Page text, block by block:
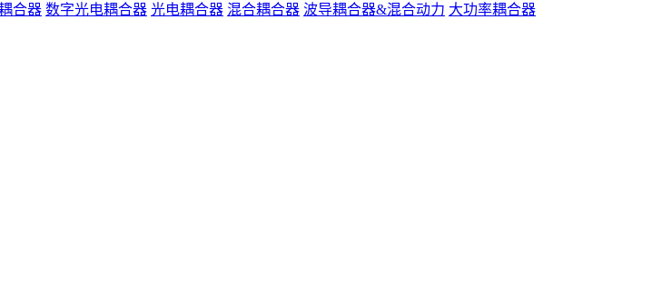
合器 数字光电耦合器 光电耦合器 混合耦合器 波导耦合器&混合动力 大功率耦合器